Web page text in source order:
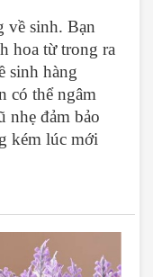
về sinh. Bạn
hoa từ trong ra
sinh hàng
có thể ngâm
nhẹ đảm bảo
kém lúc mới